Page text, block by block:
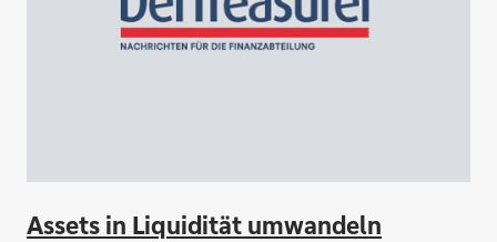
Assets in Liquidität umwandeln